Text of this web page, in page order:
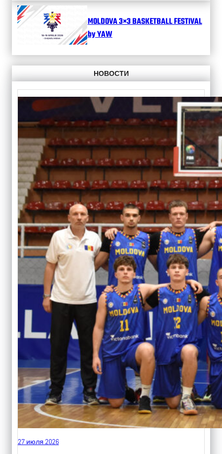
MOLDOVA 3×3 BASKETBALL FESTIVAL
by YAW
НОВОСТИ
27 июля 2026